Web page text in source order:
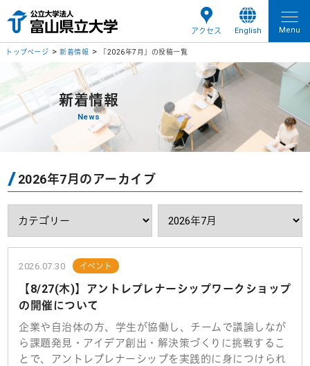
アクセス English Menu
トップページ 新着情報 「2026年7月」の投稿一覧
新着情報
News
2026年7月のアーカイブ
2026.07.30 イベント
【8/27(木)】アントレプレナーシップワークショップ
の開催について
企業や自治体の方、学生が協働し、チームで議論しなが
ら課題発見・アイデア創出・解決策づくりに挑戦するこ
とで、アントレプレナーシップを実践的に身につけられ